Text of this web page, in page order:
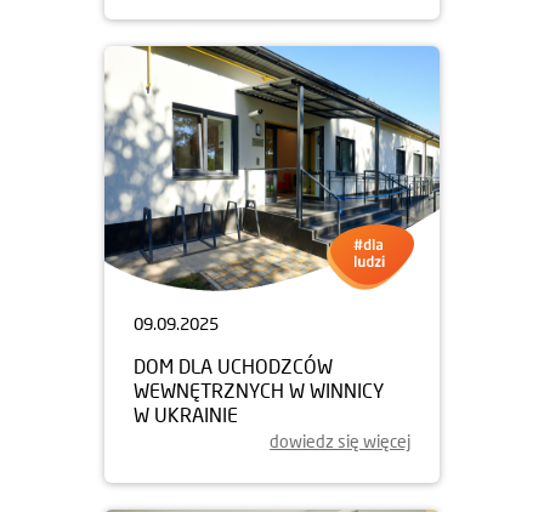
09.09.2025
DOM DLA UCHODZCÓW
WEWNĘTRZNYCH W WINNICY
W UKRAINIE
dowiedz się więcej